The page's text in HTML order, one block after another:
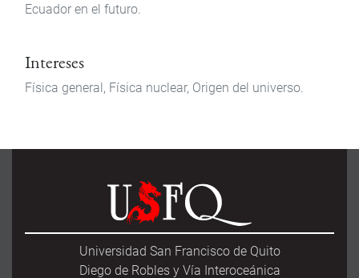
Ecuador en el futuro.
Intereses
Física general, Física nuclear, Origen del universo.
Universidad San Francisco de Quito
Diego de Robles y Vía Interoceánica